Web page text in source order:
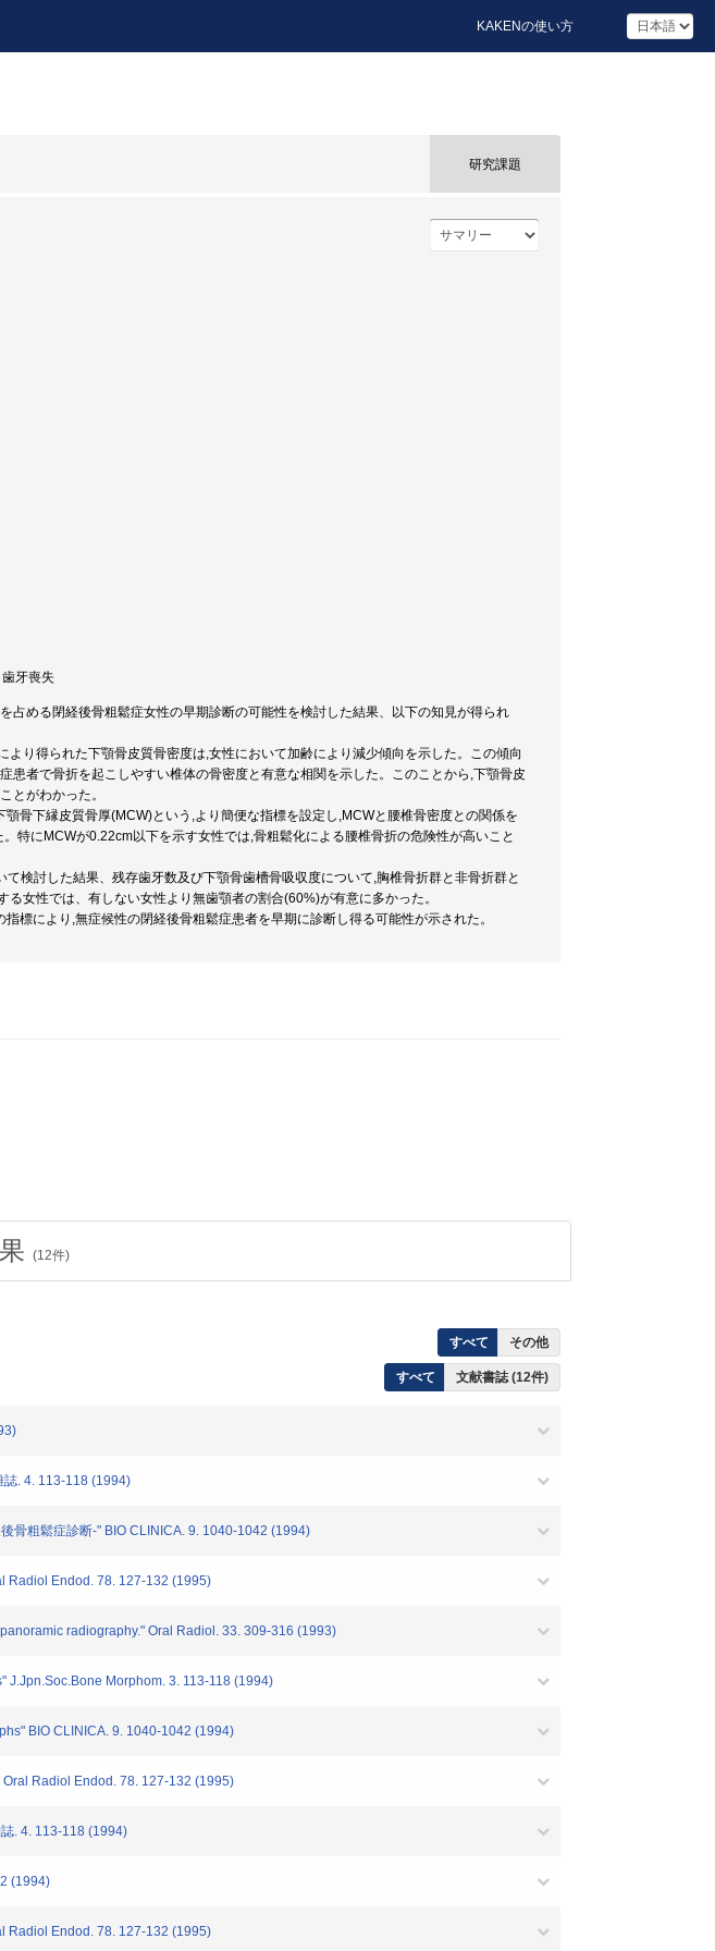
KAKENの使い方
研究課題
牙喪失
占める閉経後骨粗鬆症女性の早期診断の可能性を検討した結果、以下の知見が得られ
り得られた下顎骨皮質骨密度は,女性において加齢により減少傾向を示した。この傾向
患者で骨折を起こしやすい椎体の骨密度と有意な相関を示した。このことから,下顎骨皮
とがわかった。
骨下縁皮質骨厚(MCW)という,より簡便な指標を設定し,MCWと腰椎骨密度との関係を
特にMCWが0.22cm以下を示す女性では,骨粗鬆化による腰椎骨折の危険性が高いこと
検討した結果、残存歯牙数及び下顎骨歯槽骨吸収度について,胸椎骨折群と非骨折群と
女性では、有しない女性より無歯顎者の割合(60%)が有意に多かった。
標により,無症候性の閉経後骨粗鬆症患者を早期に診断し得る可能性が示された。
(12件)
すべて その他
すべて 文献書誌 (12件)
誌. 4. 113-118 (1994)
骨粗鬆症診断-" BIO CLINICA. 9. 1040-1042 (1994)
Radiol Endod. 78. 127-132 (1995)
radiography." Oral Radiol. 33. 309-316 (1993)
J.Jpn.Soc.Bone Morphom. 3. 113-118 (1994)
BIO CLINICA. 9. 1040-1042 (1994)
Radiol Endod. 78. 127-132 (1995)
. 4. 113-118 (1994)
(1994)
Radiol Endod. 78. 127-132 (1995)